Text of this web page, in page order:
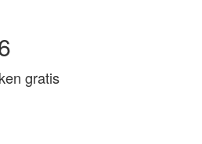
gratis